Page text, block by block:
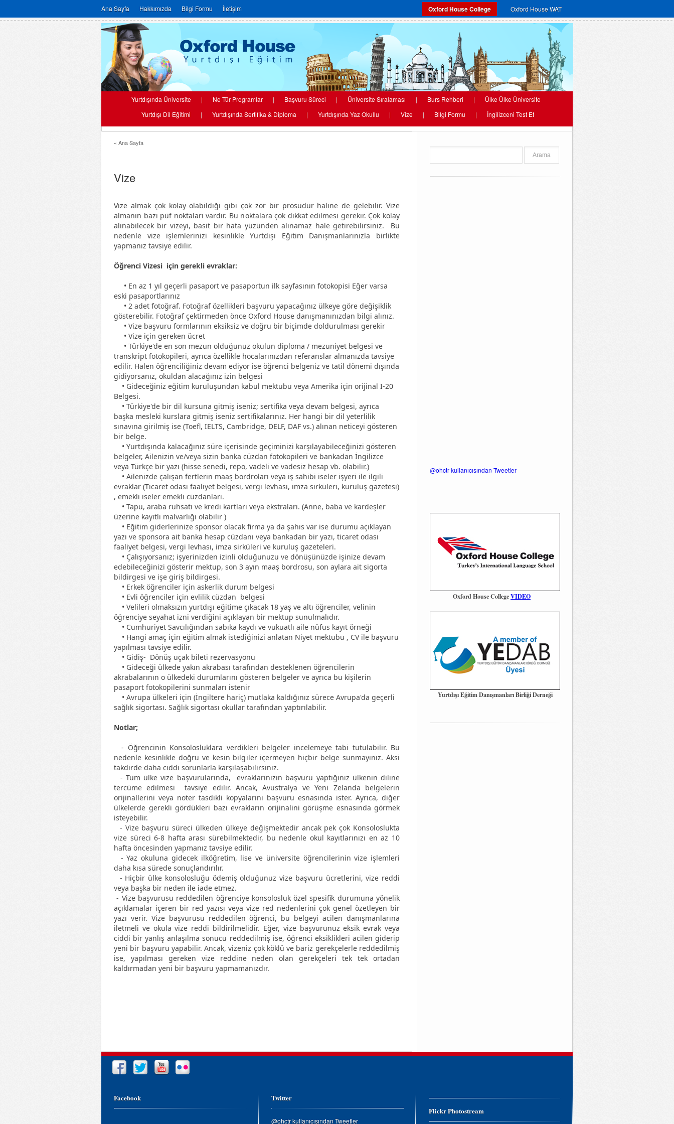
Ana Sayfa Hakkımızda Bilgi Formu İletişim Oxford House College Oxford House WAT
Yurtdışında Üniversite | Ne Tür Programlar | Başvuru Süreci | Üniversite Sıralaması | Burs Rehberi |
Ülke Ülke Üniversite
Yurtdışı Dil Eğitimi
| Yurtdışında Sertifika & Diploma | Yurtdışında Yaz Okullu | Vize | Bilgi Formu | İngilizceni Test Et
« Ana Sayfa
Vize
Vize almak çok kolay olabildiği gibi çok zor bir prosüdür haline de gelebilir. Vize
almanın bazı püf noktaları vardır. Bu noktalara çok dikkat edilmesi gerekir. Çok kolay
alınabilecek bir vizeyi, basit bir hata yüzünden alınamaz hale getirebilirsiniz. Bu
nedenle vize işlemlerinizi kesinlikle Yurtdışı Eğitim Danışmanlarınızla birlikte
yapmanız tavsiye edilir.
Öğrenci Vizesi için gerekli evraklar:
• En az 1 yıl geçerli pasaport ve pasaportun ilk sayfasının fotokopisi Eğer varsa
eski pasaportlarınız
• 2 adet fotoğraf. Fotoğraf özellikleri başvuru yapacağınız ülkeye göre değişiklik
gösterebilir. Fotoğraf çektirmeden önce Oxford House danışmanınızdan bilgi alınız.
• Vize başvuru formlarının eksiksiz ve doğru bir biçimde doldurulması gerekir
• Vize için gereken ücret
• Türkiye'de en son mezun olduğunuz okulun diploma / mezuniyet belgesi ve
transkript fotokopileri, ayrıca özellikle hocalarınızdan referanslar almanızda tavsiye
edilir. Halen öğrenciliğiniz devam ediyor ise öğrenci belgeniz ve tatil dönemi dışında
gidiyorsanız, okuldan alacağınız izin belgesi
• Gideceğiniz eğitim kuruluşundan kabul mektubu veya Amerika için orijinal I-20
Belgesi.
• Türkiye'de bir dil kursuna gitmiş iseniz; sertifika veya devam belgesi, ayrıca
başka mesleki kurslara gitmiş iseniz sertifikalarınız. Her hangi bir dil yeterlilik
sınavına girilmiş ise (Toefl, IELTS, Cambridge, DELF, DAF vs.) alınan neticeyi gösteren
bir belge.
• Yurtdışında kalacağınız süre içerisinde geçiminizi karşılayabileceğinizi gösteren
belgeler, Ailenizin ve/veya sizin banka cüzdan fotokopileri ve bankadan İngilizce
veya Türkçe bir yazı (hisse senedi, repo, vadeli ve vadesiz hesap vb. olabilir.)
• Ailenizde çalışan fertlerin maaş bordroları veya iş sahibi iseler işyeri ile ilgili
evraklar (Ticaret odası faaliyet belgesi, vergi levhası, imza sirküleri, kuruluş gazetesi)
, emekli iseler emekli cüzdanları.
• Tapu, araba ruhsatı ve kredi kartları veya ekstraları. (Anne, baba ve kardeşler
üzerine kayıtlı malvarlığı olabilir )
• Eğitim giderlerinize sponsor olacak firma ya da şahıs var ise durumu açıklayan
yazı ve sponsora ait banka hesap cüzdanı veya bankadan bir yazı, ticaret odası
faaliyet belgesi, vergi levhası, imza sirküleri ve kuruluş gazeteleri.
• Çalışıyorsanız; işyerinizden izinli olduğunuzu ve dönüşünüzde işinize devam
edebileceğinizi gösterir mektup, son 3 ayın maaş bordrosu, son aylara ait sigorta
bildirgesi ve işe giriş bildirgesi.
• Erkek öğrenciler için askerlik durum belgesi
• Evli öğrenciler için evlilik cüzdan belgesi
• Velileri olmaksızın yurtdışı eğitime çıkacak 18 yaş ve altı öğrenciler, velinin
öğrenciye seyahat izni verdiğini açıklayan bir mektup sunulmalıdır.
• Cumhuriyet Savcılığından sabıka kaydı ve vukuatlı aile nüfus kayıt örneği
• Hangi amaç için eğitim almak istediğinizi anlatan Niyet mektubu , CV ile başvuru
yapılması tavsiye edilir.
• Gidiş- Dönüş uçak bileti rezervasyonu
• Gideceği ülkede yakın akrabası tarafından desteklenen öğrencilerin
akrabalarının o ülkedeki durumlarını gösteren belgeler ve ayrıca bu kişilerin
pasaport fotokopilerini sunmaları istenir
• Avrupa ülkeleri için (İngiltere hariç) mutlaka kaldığınız sürece Avrupa'da geçerli
sağlık sigortası. Sağlık sigortası okullar tarafından yaptırılabilir.
Notlar;
- Öğrencinin Konsolosluklara verdikleri belgeler incelemeye tabi tutulabilir. Bu
nedenle kesinlikle doğru ve kesin bilgiler içermeyen hiçbir belge sunmayınız. Aksi
takdirde daha ciddi sorunlarla karşılaşabilirsiniz.
- Tüm ülke vize başvurularında, evraklarınızın başvuru yaptığınız ülkenin diline
tercüme edilmesi tavsiye edilir. Ancak, Avustralya ve Yeni Zelanda belgelerin
orijinallerini veya noter tasdikli kopyalarını başvuru esnasında ister. Ayrıca, diğer
ülkelerde gerekli gördükleri bazı evrakların orijinalini görüşme esnasında görmek
isteyebilir.
- Vize başvuru süreci ülkeden ülkeye değişmektedir ancak pek çok Konsoloslukta
vize süreci 6-8 hafta arası sürebilmektedir, bu nedenle okul kayıtlarınızı en az 10
hafta öncesinden yapmanız tavsiye edilir.
- Yaz okuluna gidecek ilköğretim, lise ve üniversite öğrencilerinin vize işlemleri
daha kısa sürede sonuçlandırılır.
- Hiçbir ülke konsolosluğu ödemiş olduğunuz vize başvuru ücretlerini, vize reddi
veya başka bir neden ile iade etmez.
- Vize başvurusu reddedilen öğrenciye konsolosluk özel spesifik durumuna yönelik
açıklamalar içeren bir red yazısı veya vize red nedenlerini çok genel özetleyen bir
yazı verir. Vize başvurusu reddedilen öğrenci, bu belgeyi acilen danışmanlarına
iletmeli ve okula vize reddi bildirilmelidir. Eğer, vize başvurunuz eksik evrak veya
ciddi bir yanlış anlaşılma sonucu reddedilmiş ise, öğrenci eksiklikleri acilen giderip
yeni bir başvuru yapabilir. Ancak, vizeniz çok köklü ve bariz gerekçelerle reddedilmiş
ise, yapılması gereken vize reddine neden olan gerekçeleri tek tek ortadan
kaldırmadan yeni bir başvuru yapmamanızdır.
@ohctr kullanıcısından Tweetler
Oxford House CollegeVIDEO
Yurtdışı Eğitim Danışmanları Birliği Derneği
Facebook Twitter
@ohctr kullanıcısından Tweetler
Flickr Photostream